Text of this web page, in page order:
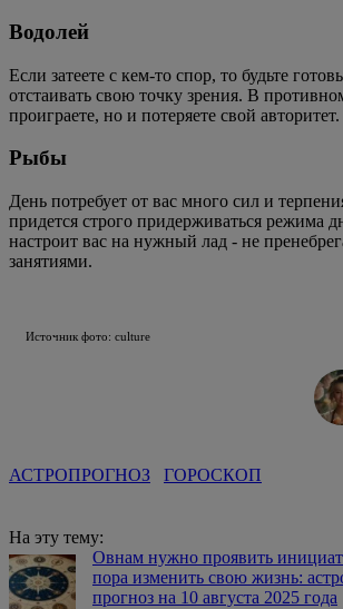
Водолей
Если затеете с кем-то спор, то будьте
отстаивать свою точку зрения. В
проиграете, но и потеряете свой авторитет.
Рыбы
День потребует от вас много сил и
придется строго придерживаться режима
настроит вас на нужный лад - не
занятиями.
Источник фото: culture
АСТРОПРОГНОЗ ГОРОСКОП
На эту тему:
Овнам нужно проявить
пора изменить свою жизнь:
прогноз на 10 августа 2025 года